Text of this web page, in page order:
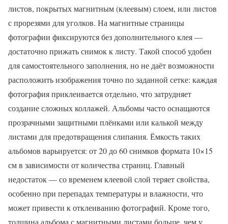
листов, покрытых магнитным (клеевым) слоем, или листов
с прорезями для уголков. На магнитные страницы
фотографии фиксируются без дополнительного клея —
достаточно прижать снимок к листу. Такой способ удобен
для самостоятельного заполнения, но не даёт возможности
расположить изображения точно по заданной сетке: каждая
фотография приклеивается отдельно, что затрудняет
создание сложных коллажей. Альбомы часто оснащаются
прозрачными защитными плёнками или калькой между
листами для предотвращения слипания. Ёмкость таких
альбомов варьируется: от 20 до 60 снимков формата 10×15
см в зависимости от количества страниц. Главный
недостаток — со временем клеевой слой теряет свойства,
особенно при перепадах температуры и влажности, что
может привести к отклеиванию фотографий. Кроме того,
толщина альбома с магнитными листами больше, чем у